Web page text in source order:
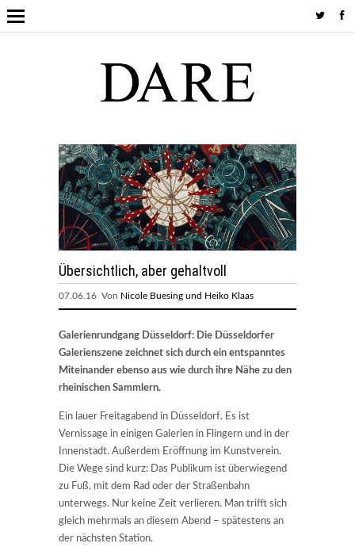
Übersichtlich, aber gehaltvoll
07.06.16 Von Nicole Buesing und Heiko Klaas
Galerienrundgang Düsseldorf: Die Düsseldorfer
Galerienszene zeichnet sich durch ein entspanntes
Miteinander ebenso aus wie durch ihre Nähe zu den
rheinischen Sammlern.
Ein lauer Freitagabend in Düsseldorf. Es ist
Vernissage in einigen Galerien in Flingern und in der
Innenstadt. Außerdem Eröffnung im Kunstverein.
Die Wege sind kurz: Das Publikum ist überwiegend
zu Fuß, mit dem Rad oder der Straßenbahn
unterwegs. Nur keine Zeit verlieren. Man trifft sich
gleich mehrmals an diesem Abend – spätestens an
der nächsten Station.